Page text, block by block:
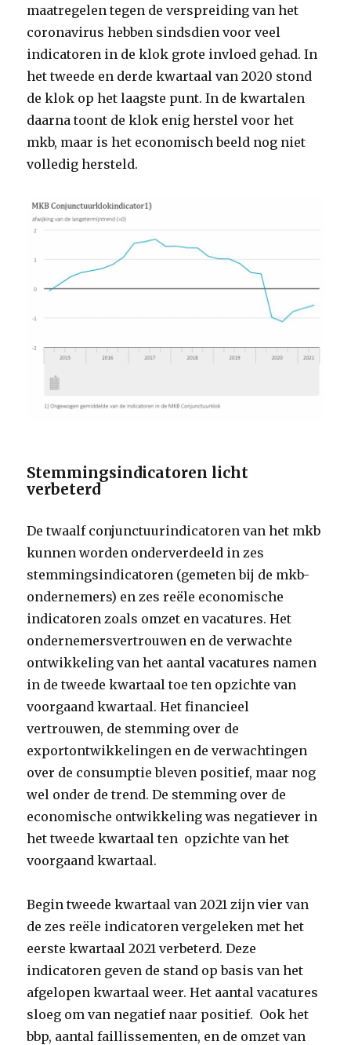
maatregelen tegen de verspreiding van het
coronavirus hebben sindsdien voor veel
indicatoren in de klok grote invloed gehad. In
het tweede en derde kwartaal van 2020 stond
de klok op het laagste punt. In de kwartalen
daarna toont de klok enig herstel voor het
mkb, maar is het economisch beeld nog niet
volledig hersteld.
Stemmingsindicatoren licht
verbeterd
De twaalf conjunctuurindicatoren van het mkb
kunnen worden onderverdeeld in zes
stemmingsindicatoren (gemeten bij de mkb-
ondernemers) en zes reële economische
indicatoren zoals omzet en vacatures. Het
ondernemersvertrouwen en de verwachte
ontwikkeling van het aantal vacatures namen
in de tweede kwartaal toe ten opzichte van
voorgaand kwartaal. Het financieel
vertrouwen, de stemming over de
exportontwikkelingen en de verwachtingen
over de consumptie bleven positief, maar nog
wel onder de trend. De stemming over de
economische ontwikkeling was negatiever in
het tweede kwartaal ten opzichte van het
voorgaand kwartaal.
Begin tweede kwartaal van 2021 zijn vier van
de zes reële indicatoren vergeleken met het
eerste kwartaal 2021 verbeterd. Deze
indicatoren geven de stand op basis van het
afgelopen kwartaal weer. Het aantal vacatures
sloeg om van negatief naar positief. Ook het
bbp, aantal faillissementen, en de omzet van